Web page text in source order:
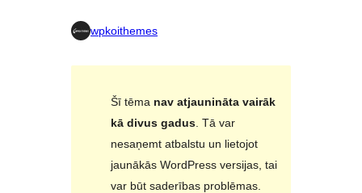
wpkoithemes
Šī tēma nav atjaunināta vairāk
kā divus gadus. Tā var
nesaņemt atbalstu un lietojot
jaunākās WordPress versijas, tai
var būt saderības problēmas.